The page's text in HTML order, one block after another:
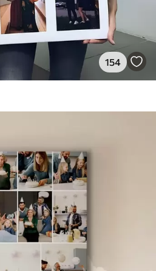
154